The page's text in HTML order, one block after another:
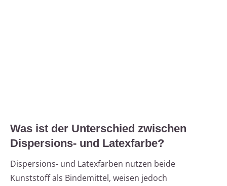
Was ist der Unterschied zwischen
Dispersions- und Latexfarbe?
Dispersions- und Latexfarben nutzen beide
Kunststoff als Bindemittel, weisen jedoch